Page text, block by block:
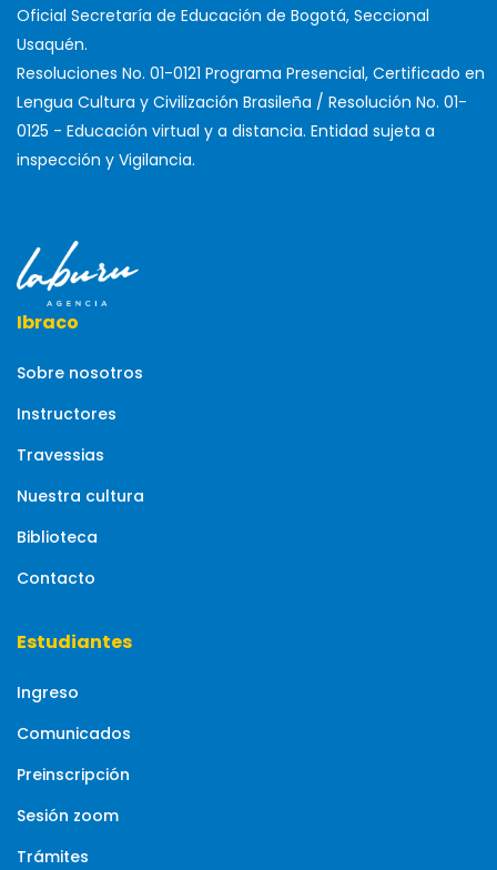
Oficial Secretaría de Educación de Bogotá, Seccional
Usaquén.
Resoluciones No. 01-0121 Programa Presencial, Certificado en
Lengua Cultura y Civilización Brasileña / Resolución No. 01-
0125 - Educación virtual y a distancia. Entidad sujeta a
inspección y Vigilancia.
Ibraco
Sobre nosotros
Instructores
Travessias
Nuestra cultura
Biblioteca
Contacto
Estudiantes
Ingreso
Comunicados
Preinscripción
Sesión zoom
Trámites